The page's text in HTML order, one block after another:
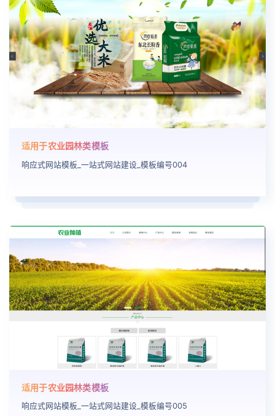
适用于农业园林类模板
响应式网站模板_一站式网站建设_模板编号004
适用于农业园林类模板
响应式网站模板_一站式网站建设_模板编号005